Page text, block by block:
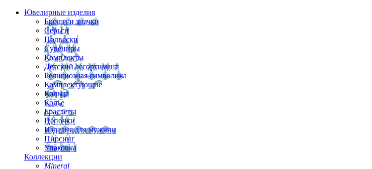
Ювелирные изделия
Броши и значки
Серьги
Подвески
Сувениры
Комплекты
Детский ассортимент
Религиозная символика
Комплектующие
Кольца
Колье
Браслеты
Цепочки
Изделия для мужчин
Пирсинг
Упаковка
Коллекции
Mineral